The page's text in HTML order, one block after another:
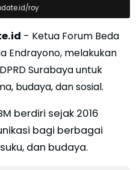
roy
- Ketua Forum Beda
Endrayono, melakukan
Surabaya untuk
budaya, dan sosial.
berdiri sejak 2016
bagi berbagai
dan budaya.